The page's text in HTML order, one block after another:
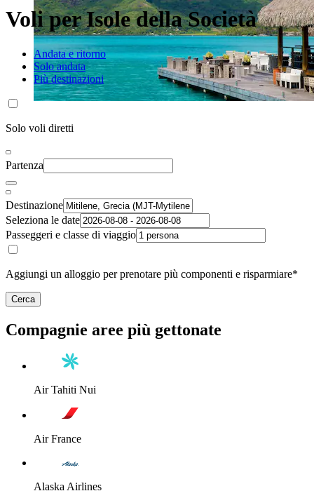
Voli per Isole della Società
Andata e ritorno
Solo andata
Più destinazioni
Solo voli diretti
Partenza
Destinazione
Seleziona le date
Passeggeri e classe di viaggio
Aggiungi un alloggio per prenotare più componenti e risparmiare*
Cerca
Compagnie aree più gettonate
Air Tahiti Nui
Air France
Alaska Airlines